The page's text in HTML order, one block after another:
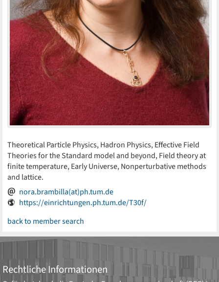
Theoretical Particle Physics, Hadron Physics, Effective Field
Theories for the Standard model and beyond, Field theory at
finite temperature, Early Universe, Nonperturbative methods
and lattice.
nora.brambilla(at)ph.tum.de
https://einrichtungen.ph.tum.de/T30f/
back to member search
Rechtliche Informationen